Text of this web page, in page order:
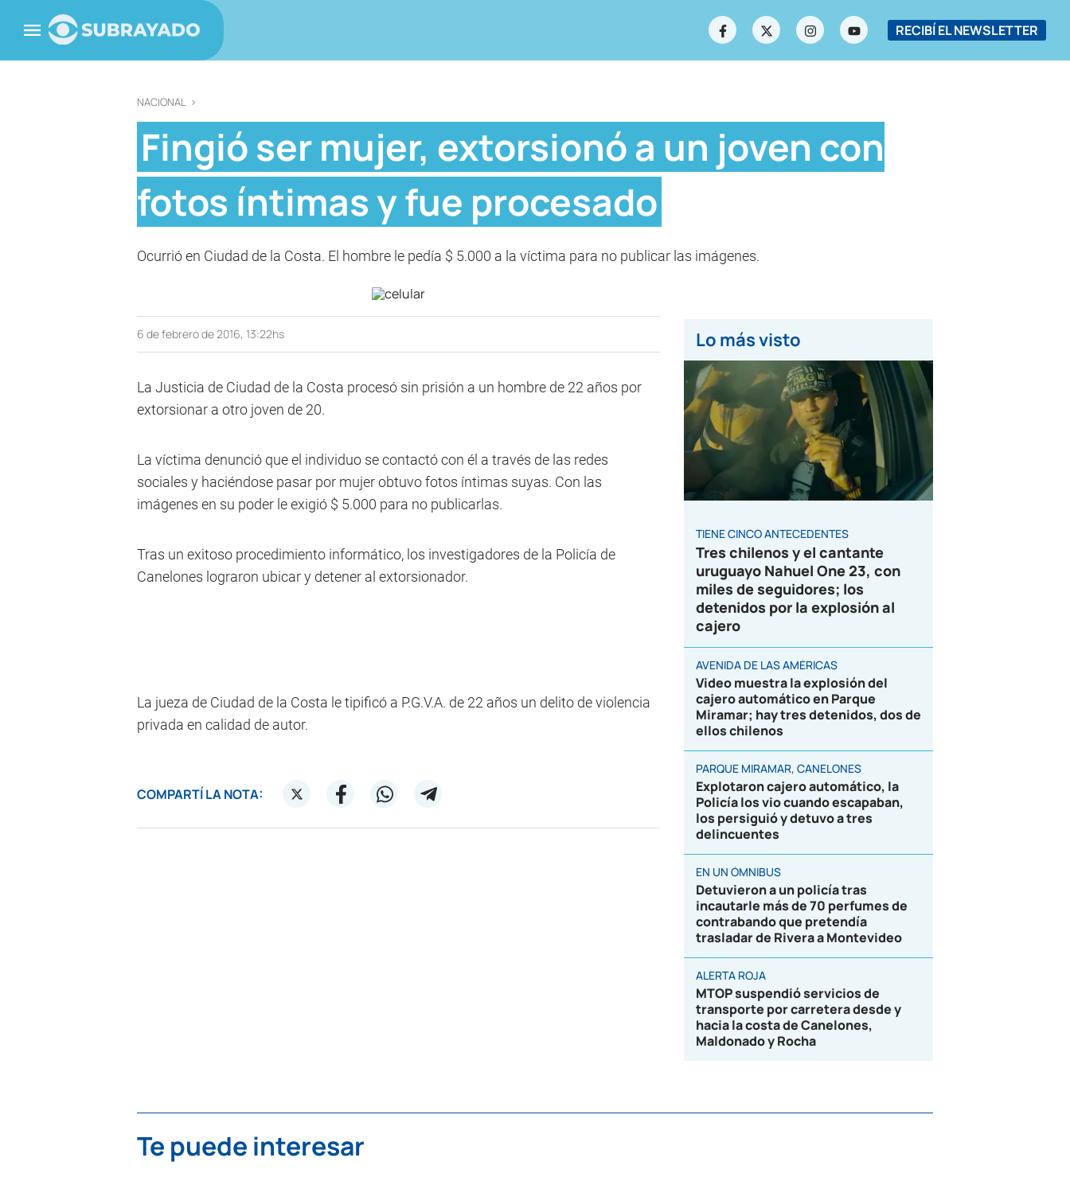
RECIBÍ EL NEWSLETTER
NACIONAL >
Fingió ser mujer, extorsionó a un joven con
fotos íntimas y fue procesado
Ocurrió en Ciudad de la Costa. El hombre le pedía $ 5.000 a la víctima para no publicar las imágenes.
6 de febrero de 2016, 13:22hs
La Justicia de Ciudad de la Costa procesó sin prisión a un hombre de 22 años por
extorsionar a otro joven de 20.
La víctima denunció que el individuo se contactó con él a través de las redes
sociales y haciéndose pasar por mujer obtuvo fotos íntimas suyas. Con las
imágenes en su poder le exigió $ 5.000 para no publicarlas.
Tras un exitoso procedimiento informático, los investigadores de la Policía de
Canelones lograron ubicar y detener al extorsionador.
La jueza de Ciudad de la Costa le tipificó a P.G.V.A. de 22 años un delito de violencia
privada en calidad de autor.
COMPARTÍ LA NOTA:
Lo más visto
TIENE CINCO ANTECEDENTES
Tres chilenos y el cantante
uruguayo Nahuel One 23, con
miles de seguidores; los
detenidos por la explosión al
cajero
AVENIDA DE LAS AMÉRICAS
Video muestra la explosión del
cajero automático en Parque
Miramar; hay tres detenidos, dos de
ellos chilenos
PARQUE MIRAMAR, CANELONES
Explotaron cajero automático, la
Policía los vio cuando escapaban,
los persiguió y detuvo a tres
delincuentes
EN UN ÓMNIBUS
Detuvieron a un policía tras
incautarle más de 70 perfumes de
contrabando que pretendía
trasladar de Rivera a Montevideo
ALERTA ROJA
MTOP suspendió servicios de
transporte por carretera desde y
hacia la costa de Canelones,
Maldonado y Rocha
Te puede interesar